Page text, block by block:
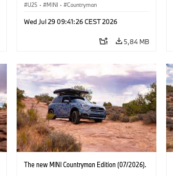
U25 · MINI · Countryman
Wed Jul 29 09:41:26 CEST 2026
5,84 MB
The new MINI Countryman Edition (07/2026).